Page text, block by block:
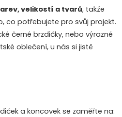
velikostí a tvarů, takže
co potřebujete pro svůj projekt.
černé brzdičky, nebo výrazné
oblečení, u nás si jistě
a koncovek se zaměřte na: